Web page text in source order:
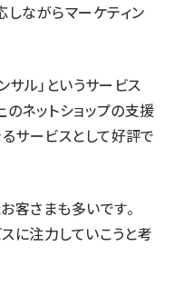
ながらマーケティン
サル」というサービス
ネットショップの支援
サービスとして好評で
客さまも多いです。
に注力していこうと考